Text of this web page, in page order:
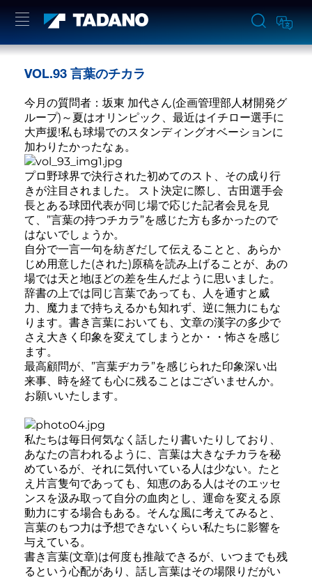
VOL.93 言葉のチカラ
今月の質問者：坂東 加代さん(企画管理部人材開発グ
ループ)～夏はオリンピック、最近はイチロー選手に
大声援!私も球場でのスタンディングオベーションに
加わりたかったなぁ。
プロ野球界で決行された初めてのスト、その成り行
きが注目されました。 スト決定に際し、古田選手会
長とある球団代表が同じ場で応じた記者会見を見
て、”言葉の持つチカラ”を感じた方も多かったので
はないでしょうか。
自分で一言一句を紡ぎだして伝えることと、あらか
じめ用意した(された)原稿を読み上げることが、あの
場では天と地ほどの差を生んだように思いました。
辞書の上では同じ言葉であっても、人を通すと威
力、魔力まで持ちえるかも知れず、逆に無力にもな
ります。書き言葉においても、文章の漢字の多少で
さえ大きく印象を変えてしまうとか・・怖さを感じ
ます。
最高顧問が、”言葉ヂカラ”を感じられた印象深い出
来事、時を経ても心に残ることはございませんか。
お願いいたします。
私たちは毎日何気なく話したり書いたりしており、
あなたの言われるように、言葉は大きなチカラを秘
めているが、それに気付いている人は少ない。たと
え片言隻句であっても、知恵のある人はそのエッセ
ンスを汲み取って自分の血肉とし、運命を変える原
動力にする場合もある。そんな風に考えてみると、
言葉のもつ力は予想できないくらい私たちに影響を
与えている。
書き言葉(文章)は何度も推敲できるが、いつまでも残
るという心配があり、話し言葉はその場限りだがい